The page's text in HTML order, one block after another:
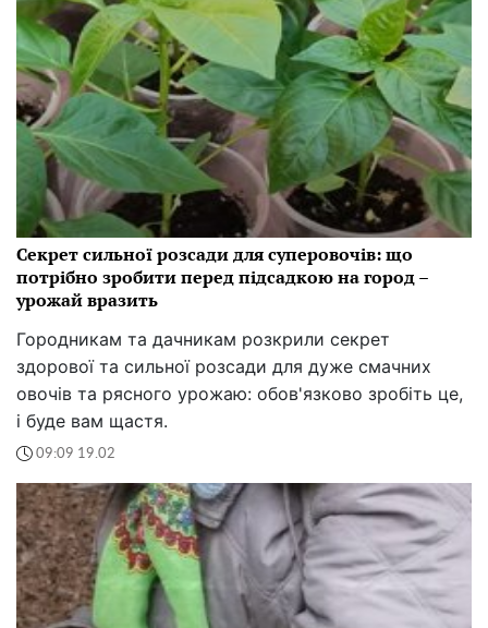
Секрет сильної розсади для суперовочів: що
потрібно зробити перед підсадкою на город –
урожай вразить
Городникам та дачникам розкрили секрет
здорової та сильної розсади для дуже смачних
овочів та рясного урожаю: обов'язково зробіть це,
і буде вам щастя.
09:09 19.02